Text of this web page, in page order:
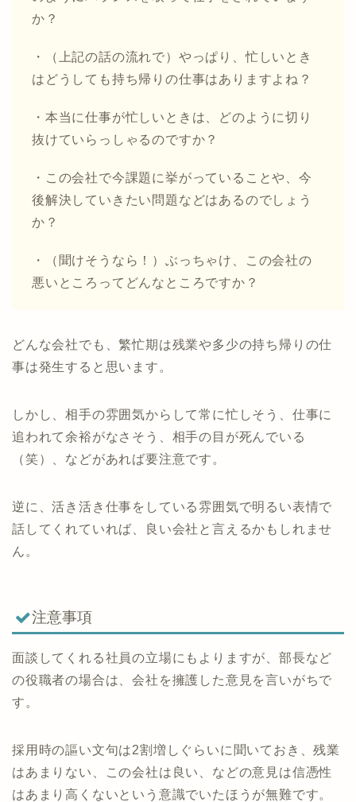
か？
・（上記の話の流れで）やっぱり、忙しいとき
はどうしても持ち帰りの仕事はありますよね？
・本当に仕事が忙しいときは、どのように切り
抜けていらっしゃるのですか？
・この会社で今課題に挙がっていることや、今
後解決していきたい問題などはあるのでしょう
か？
・（聞けそうなら！）ぶっちゃけ、この会社の
悪いところってどんなところですか？
どんな会社でも、繁忙期は残業や多少の持ち帰りの仕
事は発生すると思います。
しかし、相手の雰囲気からして常に忙しそう、仕事に
追われて余裕がなさそう、相手の目が死んでいる
（笑）、などがあれば要注意です。
逆に、活き活き仕事をしている雰囲気で明るい表情で
話してくれていれば、良い会社と言えるかもしれませ
ん。
注意事項
面談してくれる社員の立場にもよりますが、部長など
の役職者の場合は、会社を擁護した意見を言いがちで
す。
採用時の謳い文句は2割増しぐらいに聞いておき、残業
はあまりない、この会社は良い、などの意見は信憑性
はあまり高くないという意識でいたほうが無難です。